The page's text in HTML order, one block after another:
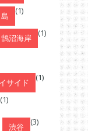
(1)
鵠沼海岸 (1)
サイド (1)
(1)
渋谷 (3)